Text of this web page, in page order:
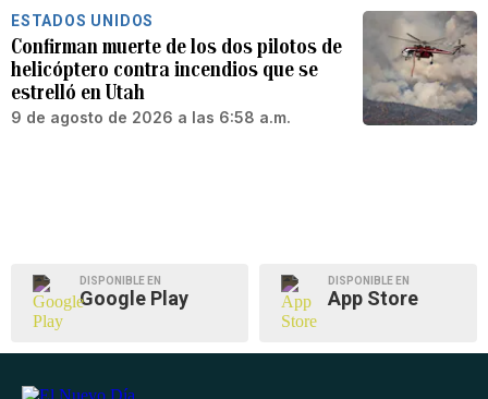
ESTADOS UNIDOS
Confirman muerte de los dos pilotos de
helicóptero contra incendios que se
estrelló en Utah
9 de agosto de 2026 a las 6:58 a.m.
DISPONIBLE EN
Google Play
DISPONIBLE EN
App Store